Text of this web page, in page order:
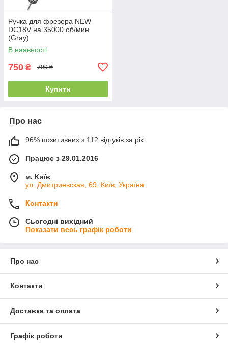
Ручка для фрезера NEW
DC18V на 35000 об/мин
(Gray)
В наявності
750 ₴ 799 ₴
Купити
Про нас
96% позитивних з 112 відгуків за рік
Працює з 29.01.2016
м. Київ
ул. Дмитриевская, 69, Київ, Україна
Контакти
Сьогодні вихідний
Показати весь графік роботи
Про нас
Контакти
Доставка та оплата
Графік роботи